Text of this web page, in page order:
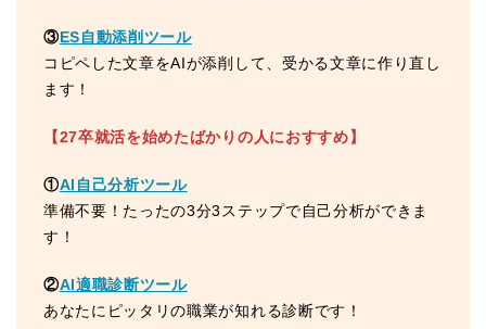
③ES自動添削ツール
コピペした文章をAIが添削して、受かる文章に作り直し
ます！
【27卒就活を始めたばかりの人におすすめ】
①AI自己分析ツール
準備不要！たったの3分3ステップで自己分析ができま
す！
②AI適職診断ツール
あなたにピッタリの職業が知れる診断です！